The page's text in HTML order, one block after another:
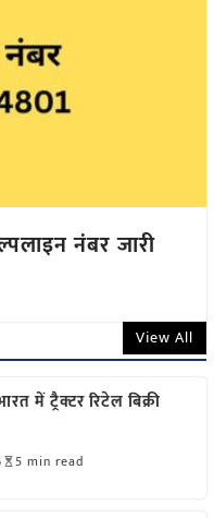
नंबर जारी
View All
में ट्रैक्टर रिटेल बिक्री
5 min read